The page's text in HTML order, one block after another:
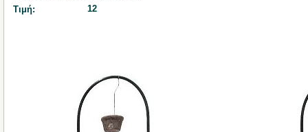
Τιμή:
12